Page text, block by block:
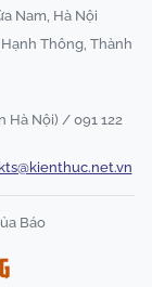
Nam, Hà Nội
Thông, Thành
Hà Nội) / 091 122
Báo